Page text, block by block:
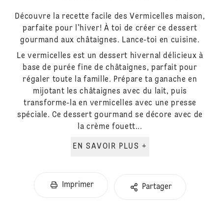
Découvre la recette facile des Vermicelles maison,
parfaite pour l'hiver! À toi de créer ce dessert
gourmand aux châtaignes. Lance-toi en cuisine.
Le vermicelles est un dessert hivernal délicieux à
base de purée fine de châtaignes, parfait pour
régaler toute la famille. Prépare ta ganache en
mijotant les châtaignes avec du lait, puis
transforme-la en vermicelles avec une presse
spéciale. Ce dessert gourmand se décore avec de
la crème fouett...
EN SAVOIR PLUS +
Imprimer Partager